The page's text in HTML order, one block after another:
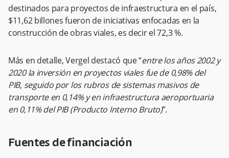
destinados para proyectos de infraestructura en el país,
$11,62 billones fueron de iniciativas enfocadas en la
construcción de obras viales, es decir el 72,3 %.
Más en detalle, Vergel destacó que “entre los años 2002 y
2020 la inversión en proyectos viales fue de 0,98% del
PIB, seguido por los rubros de sistemas masivos de
transporte en 0,14% y en infraestructura aeroportuaria
en 0,11% del PIB (Producto Interno Bruto)”.
Fuentes de financiación